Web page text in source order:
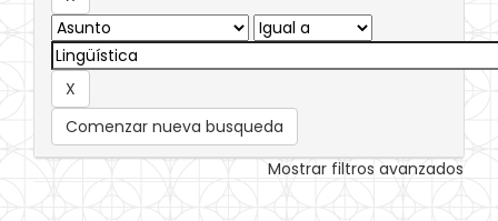
Comenzar nueva busqueda
Mostrar filtros avanzados